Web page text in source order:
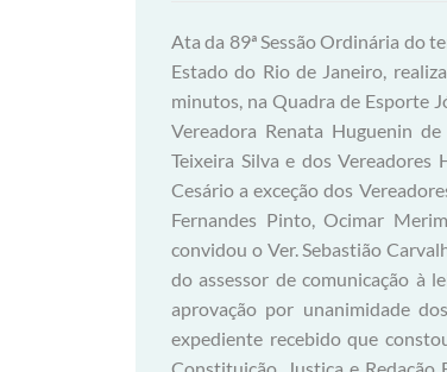
Ata da 89ª Sessão Ordinária do
Estado do Rio de Janeiro,
minutos, na Quadra de Esporte
Vereadora Renata Huguenin
Teixeira Silva e dos Vereadores
Cesário a exceção dos
Fernandes Pinto, Ocimar
convidou o Ver. Sebastião
do assessor de comunicação à
aprovação por unanimidade
expediente recebido que